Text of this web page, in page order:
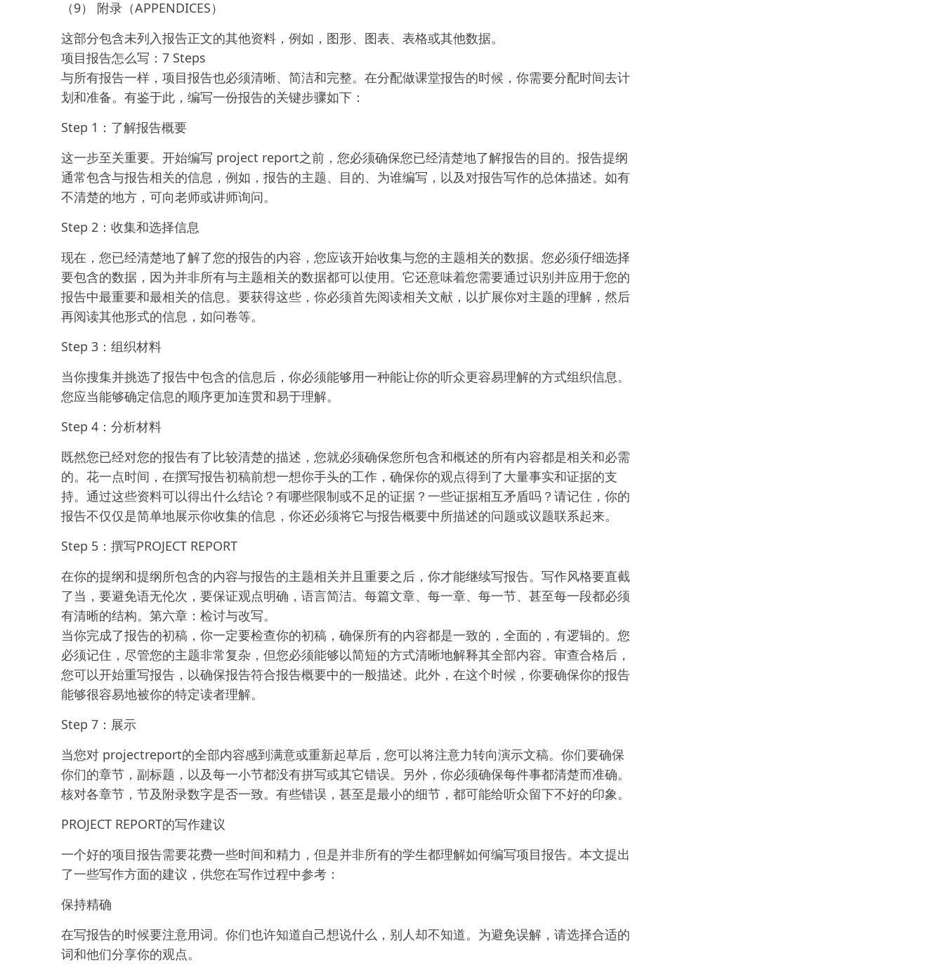
（9） 附录（APPENDICES）
这部分包含未列入报告正文的其他资料，例如，图形、图表、表格或其他数据。
项目报告怎么写：7 Steps
与所有报告一样，项目报告也必须清晰、简洁和完整。在分配做课堂报告的时候，你需要分配时间去计
划和准备。有鉴于此，编写一份报告的关键步骤如下：
Step 1：了解报告概要
这一步至关重要。开始编写 project report之前，您必须确保您已经清楚地了解报告的目的。报告提纲
通常包含与报告相关的信息，例如，报告的主题、目的、为谁编写，以及对报告写作的总体描述。如有
不清楚的地方，可向老师或讲师询问。
Step 2：收集和选择信息
现在，您已经清楚地了解了您的报告的内容，您应该开始收集与您的主题相关的数据。您必须仔细选择
要包含的数据，因为并非所有与主题相关的数据都可以使用。它还意味着您需要通过识别并应用于您的
报告中最重要和最相关的信息。要获得这些，你必须首先阅读相关文献，以扩展你对主题的理解，然后
再阅读其他形式的信息，如问卷等。
Step 3：组织材料
当你搜集并挑选了报告中包含的信息后，你必须能够用一种能让你的听众更容易理解的方式组织信息。
您应当能够确定信息的顺序更加连贯和易于理解。
Step 4：分析材料
既然您已经对您的报告有了比较清楚的描述，您就必须确保您所包含和概述的所有内容都是相关和必需
的。花一点时间，在撰写报告初稿前想一想你手头的工作，确保你的观点得到了大量事实和证据的支
持。通过这些资料可以得出什么结论？有哪些限制或不足的证据？一些证据相互矛盾吗？请记住，你的
报告不仅仅是简单地展示你收集的信息，你还必须将它与报告概要中所描述的问题或议题联系起来。
Step 5：撰写PROJECT REPORT
在你的提纲和提纲所包含的内容与报告的主题相关并且重要之后，你才能继续写报告。写作风格要直截
了当，要避免语无伦次，要保证观点明确，语言简洁。每篇文章、每一章、每一节、甚至每一段都必须
有清晰的结构。第六章：检讨与改写。
当你完成了报告的初稿，你一定要检查你的初稿，确保所有的内容都是一致的，全面的，有逻辑的。您
必须记住，尽管您的主题非常复杂，但您必须能够以简短的方式清晰地解释其全部内容。审查合格后，
您可以开始重写报告，以确保报告符合报告概要中的一般描述。此外，在这个时候，你要确保你的报告
能够很容易地被你的特定读者理解。
Step 7：展示
当您对 projectreport的全部内容感到满意或重新起草后，您可以将注意力转向演示文稿。你们要确保
你们的章节，副标题，以及每一小节都没有拼写或其它错误。另外，你必须确保每件事都清楚而准确。
核对各章节，节及附录数字是否一致。有些错误，甚至是最小的细节，都可能给听众留下不好的印象。
PROJECT REPORT的写作建议
一个好的项目报告需要花费一些时间和精力，但是并非所有的学生都理解如何编写项目报告。本文提出
了一些写作方面的建议，供您在写作过程中参考：
保持精确
在写报告的时候要注意用词。你们也许知道自己想说什么，别人却不知道。为避免误解，请选择合适的
词和他们分享你的观点。